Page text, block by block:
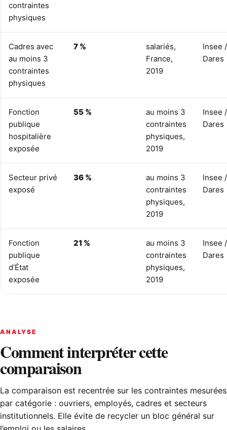
contraintes
physiques
Cadres avec
au moins 3
contraintes
physiques
7 %
salariés,
France,
2019
Insee /
Dares
Fonction
publique
hospitalière
exposée
55 %
au moins 3
contraintes
physiques,
2019
Insee /
Dares
Secteur privé
exposé
36 %
au moins 3
contraintes
physiques,
2019
Insee /
Dares
Fonction
publique
d’État
exposée
21 %
au moins 3
contraintes
physiques,
2019
Insee /
Dares
ANALYSE
Comment interpréter cette
comparaison
La comparaison est recentrée sur les contraintes mesurées
par catégorie : ouvriers, employés, cadres et secteurs
institutionnels. Elle évite de recycler un bloc général sur